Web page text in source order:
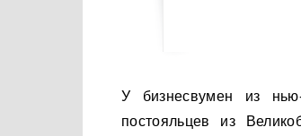
У бизнесвумен из нью-йоркского отеля похищают сына. Подозрение падает на четырех
постояльцев из